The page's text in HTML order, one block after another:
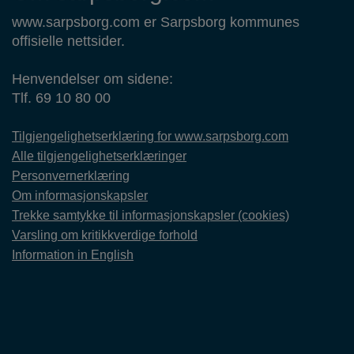
www.sarpsborg.com er Sarpsborg kommunes
offisielle nettsider.
Henvendelser om sidene:
Tlf. 69 10 80 00
Tilgjengelighetserklæring for www.sarpsborg.com
Alle tilgjengelighetserklæringer
Personvernerklæring
Om informasjonskapsler
Trekke samtykke til informasjonskapsler (cookies)
Varsling om kritikkverdige forhold
Information in English